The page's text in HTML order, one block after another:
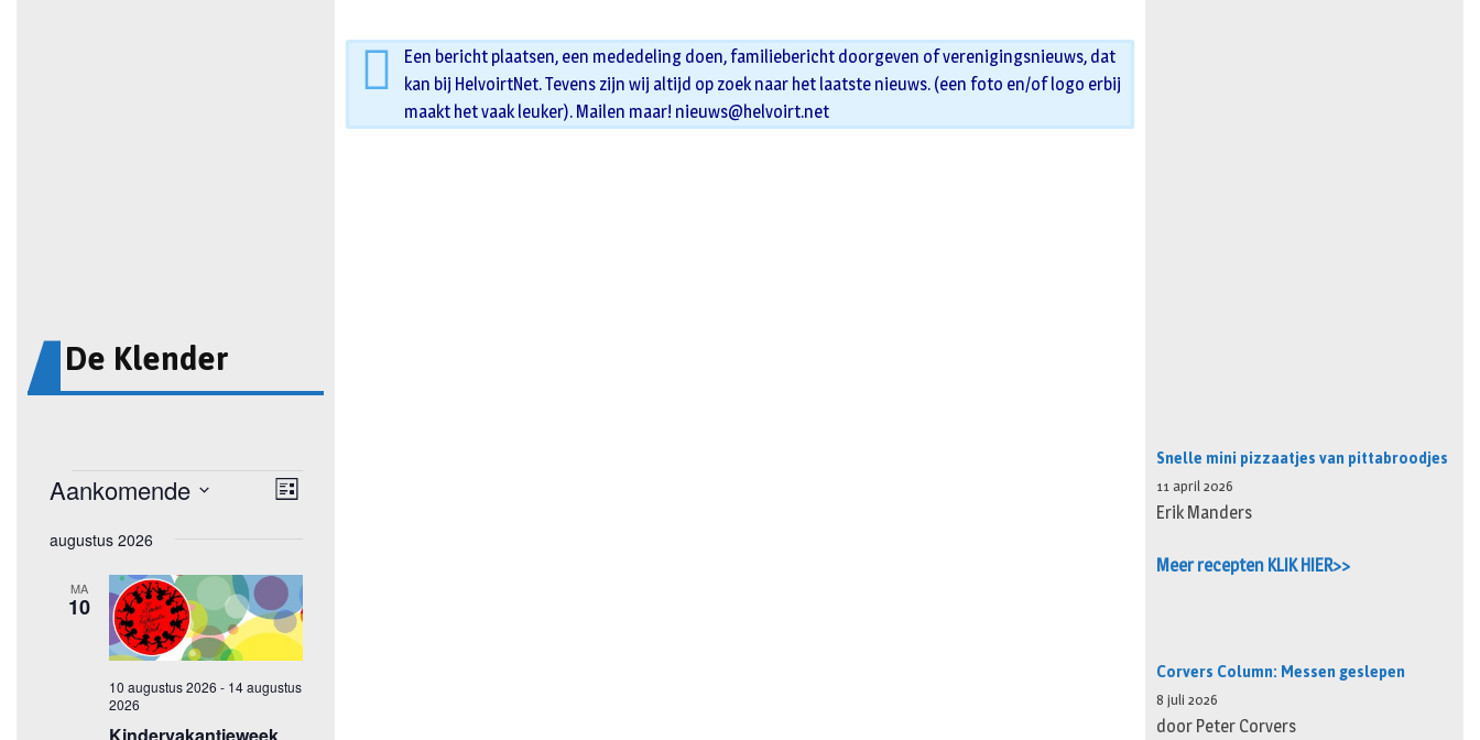
De Klender
Een bericht plaatsen, een mededeling doen, familiebericht doorgeven of verenigingsnieuws, dat
kan bij HelvoirtNet. Tevens zijn wij altijd op zoek naar het laatste nieuws. (een foto en/of logo erbij
maakt het vaak leuker). Mailen maar! nieuws@helvoirt.net
Snelle mini pizzaatjes van pittabroodjes
11 april 2026
Erik Manders
Meer recepten KLIK HIER>>
Corvers Column: Messen geslepen
8 juli 2026
door Peter Corvers